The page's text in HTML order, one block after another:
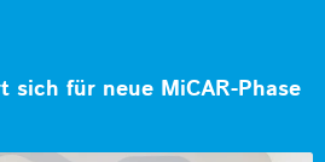
sich für neue MiCAR-Phase